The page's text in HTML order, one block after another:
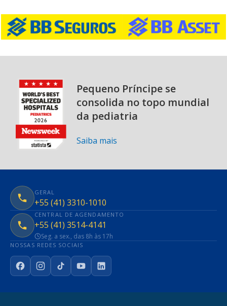
Pequeno Príncipe se
consolida no topo mundial
da pediatria
Saiba mais
GERAL
+55 (41) 3310-1010
CENTRAL DE AGENDAMENTO
+55 (41) 3514-4141
Seg. a sex., das 8h às 17h
NOSSAS REDES SOCIAIS
FacebookInstagram
TikTokYouTubeLinkedIn